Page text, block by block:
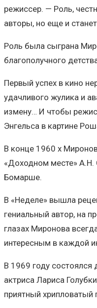
режиссер. — Роль,
авторы, но еще и
Роль была сыграна
благополучного
Первый успех в кино
удачливого жулика и
измену… И чтобы
Энгельса в картине
В конце 1960 х
«Доходном месте» А.Н.
Бомарше.
В «Неделе» вышла
гениальный автор, на
глазах Миронова
интересным в каждой
В 1969 году состоялся
актриса Лариса
приятный хрипловатый